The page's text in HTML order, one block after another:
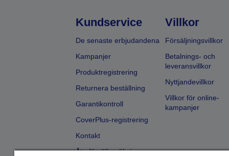
Kundservice
De senaste erbjudandena
Kampanjer
Produktregistrering
Returnera beställning
Garantikontroll
CoverPlus-registrering
Kontakt
Återförsäljarsökning
Villkor
Försäljningsvillkor
Betalnings- och
leveransvillkor
Nyttjandevillkor
Villkor för online-
kampanjer